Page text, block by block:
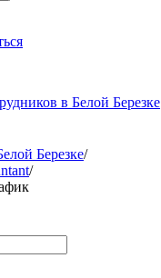
в Белой Березке
Березке/
/